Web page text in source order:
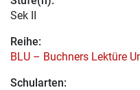
Sek II
Reihe:
BLU – Buchners Lektüre
Schularten: